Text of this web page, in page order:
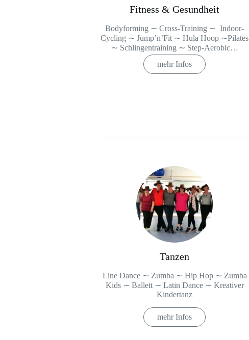
Fitness & Gesundheit
Bodyforming ∼ Cross-Training ∼ Indoor-
Cycling ∼ Jump’n’Fit ∼ Hula Hoop ∼Pilates
∼ Schlingentraining ∼ Step-Aerobic…
mehr Infos
Tanzen
Line Dance ∼ Zumba ∼ Hip Hop ∼ Zumba
Kids ∼ Ballett ∼ Latin Dance ∼ Kreativer
Kindertanz
mehr Infos